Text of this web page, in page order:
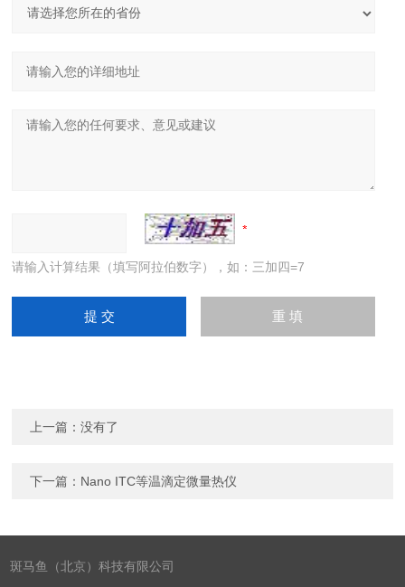
请输入计算结果（填写阿拉伯数字），如：三加四=7
上一篇：没有了
下一篇： Nano ITC等温滴定微量热仪
斑马鱼（北京）科技有限公司